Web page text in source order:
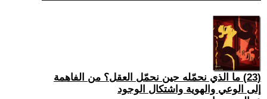
(23) ما الذي نحمّله حين نحمّل العقل؟ من الفاهمة
إلى الوعي والهوية واشتكال الوجود